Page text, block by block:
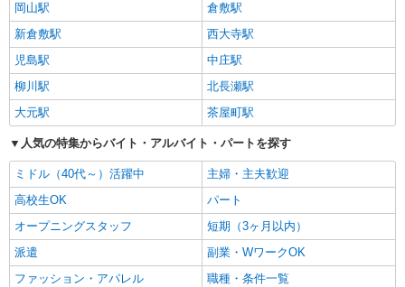
岡山駅
倉敷駅
新倉敷駅
西大寺駅
児島駅
中庄駅
柳川駅
北長瀬駅
大元駅
茶屋町駅
人気の特集からバイト・アルバイト・パートを探す
ミドル（40代～）活躍中
主婦・主夫歓迎
高校生OK
パート
オープニングスタッフ
短期（3ヶ月以内）
派遣
副業・WワークOK
ファッション・アパレル
職種・条件一覧